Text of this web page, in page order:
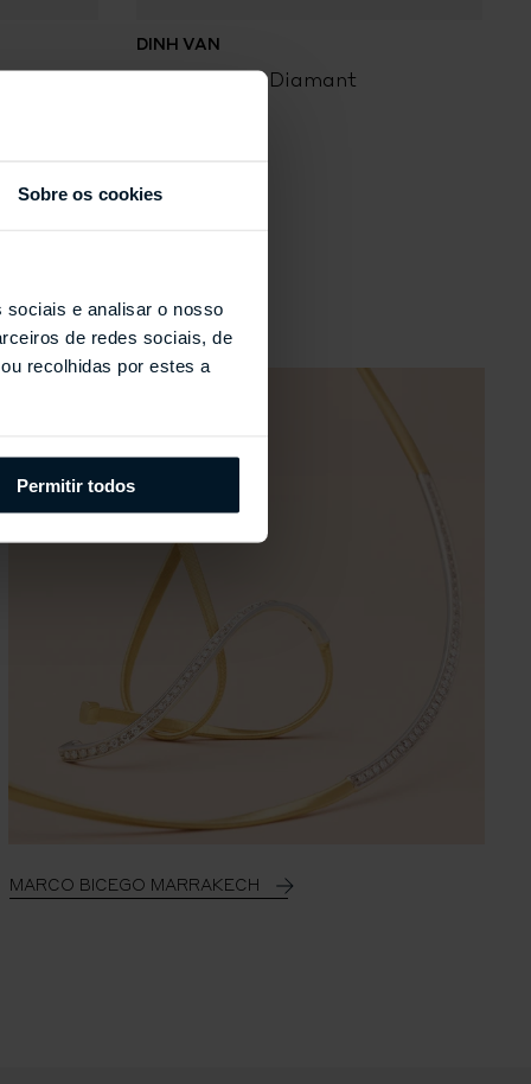
Sobre os cookies
sociais e analisar o nosso
de redes sociais, de
recolhidas por estes a
Permitir todos
DINH VAN
Anel Le Cube Diamant
MARCO BICEGO MARRAKECH